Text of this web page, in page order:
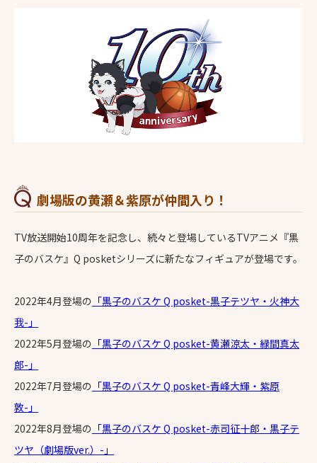
劇場版の黄瀬＆紫原が仲間入り！
TV放送開始10周年を記念し、続々と登場しているTVアニメ『黒
子のバスケ』Q posketシリーズに新たなフィギュアが登場です。
2022年4月登場の 「黒子のバスケ Q posket-黒子テツヤ・火神大
我-」
2022年5月登場の 「黒子のバスケ Q posket-黄瀬涼太・緑間真太
郎-」
2022年7月登場の 「黒子のバスケ Q posket-青峰大輝・紫原
敦-」
2022年8月登場の 「黒子のバスケ Q posket-赤司征十郎・黒子テ
ツヤ（劇場版ver.）-」